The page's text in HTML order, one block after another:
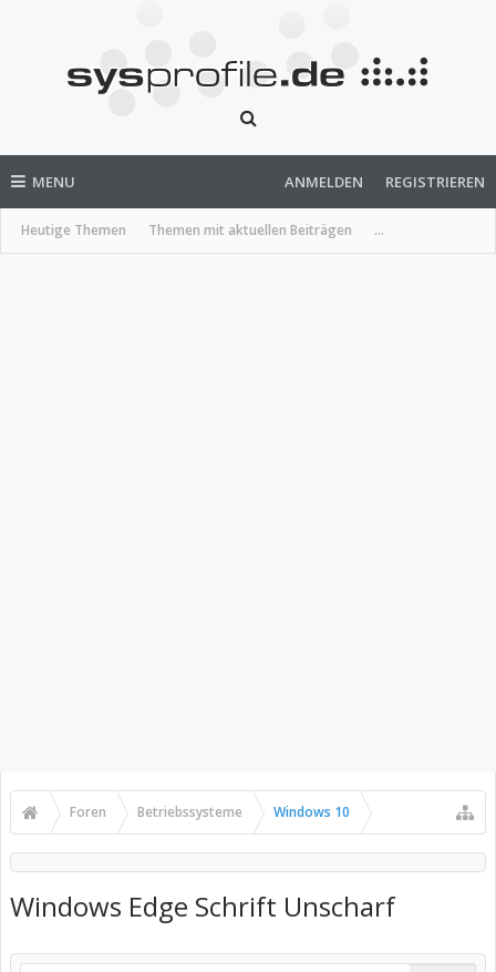
MENU
Heutige Themen Themen mit aktuellen Beiträgen ...
ANMELDEN REGISTRIEREN
Foren Betriebssysteme Windows 10
Windows Edge Schrift Unscharf